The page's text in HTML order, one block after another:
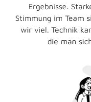
Ergebnisse.
Stimmung im Team
wir viel. Technik
die man